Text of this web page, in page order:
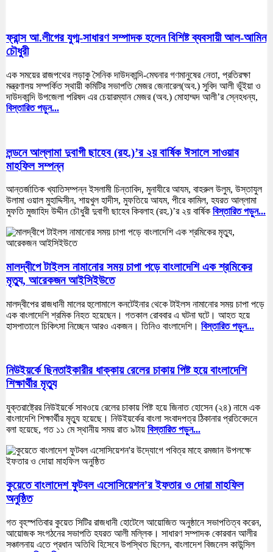
ফ্রান্স আ.লীগের যুগ্ম-সাধারণ সম্পাদক হলেন বিশিষ্ট ব্যবসায়ী আল-আমিন
চৌধুরী
এক সময়ের রাজপথের লড়াকু সৈনিক দাউদকান্দি-মেঘনার গণমানুষের নেতা, প্রতিরক্ষা
মন্ত্রণালয় সম্পর্কিত স্থায়ী কমিটির সভাপতি মেজর জেনারেল(অব.) সুবিদ আলী ভূঁইয়া ও
দাউদকান্দি উপজেলা পরিষদ এর চেয়ারম্যান মেজর (অব.) মোহাম্মদ আলী’র স্নেহধন্য,
বিস্তারিত পড়ুন...
লন্ডনে আল্লামা দুবাগী ছাহেব (রহ.)’র ২য় বার্ষিক ঈসালে সাওয়াব
মাহফিল সম্পন্ন
আন্তর্জাতিক খ্যাতিসম্পন্ন ইসলামী চিন্তাবিদ, মুনাযীরে আযম, বাহরুল উলুম, উস্তাযুল
উলামা ওয়াল মুহাদ্দিসীন, শায়খুল হাদীস, মুফতিয়ে আযম, পীরে কামিল, হযরত আল্লামা
মুফতি মুজাহিদ উদ্দীন চৌধুরী দুবাগী ছাহেব কিবলাহ (রহ.)’র ২য় বার্ষিক বিস্তারিত পড়ুন...
মালদ্বীপে টাইলস নামানোর সময় চাপা পড়ে বাংলাদেশি এক শ্রমিকের
মৃত্যু, আরেকজন আইসিইউতে
মালদ্বীপের রাজধানী মালের হুলোমালে কনটেইনার থেকে টাইলস নামানোর সময় চাপা পড়ে
এক বাংলাদেশি শ্রমিক নিহত হয়েছেন। গতকাল রোববার এ ঘটনা ঘটে। আহত হয়ে
হাসপাতালে চিকিৎসা নিচ্ছেন আরও একজন। তিনিও বাংলাদেশি। বিস্তারিত পড়ুন...
নিউইয়র্কে ছিনতাইকারীর ধাক্কায় রেলের চাকায় পিষ্ট হয়ে বাংলাদেশি
শিক্ষার্থীর মৃত্যু
যুক্তরাষ্ট্রের নিউইয়র্কে সাবওয়ে রেলের চাকায় পিষ্ট হয়ে জিনাত হোসেন (২৪) নামে এক
বাংলাদেশি শিক্ষার্থীর মৃত্যু হয়েছে। নিউইয়র্কের বাংলা সংবাদপত্র ঠিকানার প্রতিবেদনে
বলা হয়েছে, গত ১১ মে স্থানীয় সময় রাত ৯টায় বিস্তারিত পড়ুন...
কুয়েতে বাংলাদেশ ফুটবল এসোসিয়েশন’র ইফতার ও দোয়া মাহফিল
অনুষ্ঠিত
গত বৃহস্পতিবার কুয়েত সিটির রাজধানী হোটেলে আয়োজিত অনুষ্ঠানে সভাপতিত্ব করেন,
আয়োজক সংগঠনের সভাপতি হযরত আলী মল্লিক। সাধারণ সম্পাদক কোরবান আলীর
সঞ্চালনায় এতে প্রধান অতিথি হিসেবে উপস্থিত ছিলেন, বাংলাদেশ বিজনেস কাউন্সিল